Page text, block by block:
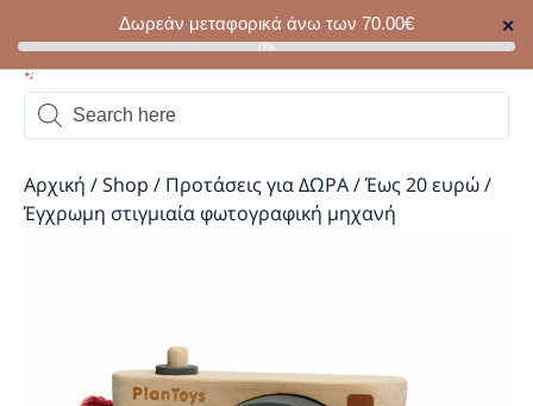
Δωρεάν μεταφορικά άνω των 70.00€ ✕
0%
Αρχική /Shop / Προτάσεις για ΔΩΡΑ/Έως 20 ευρώ/
Έγχρωμη στιγμιαία φωτογραφική μηχανή